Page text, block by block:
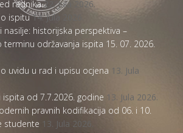
radnika 22. Jula 2026.
ispitu 14. Jula 2026.
nasilje: historijska perspektiva –
terminu održavanja ispita 15. 07. 2026.
uvidu u rad i upisu ocjena 13. Jula
ispita od 7.7.2026. godine 13. Jula 2026.
pravnih kodifikacija od 06. i 10.
studente 13. Jula 2026.